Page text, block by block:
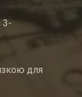
3-
для